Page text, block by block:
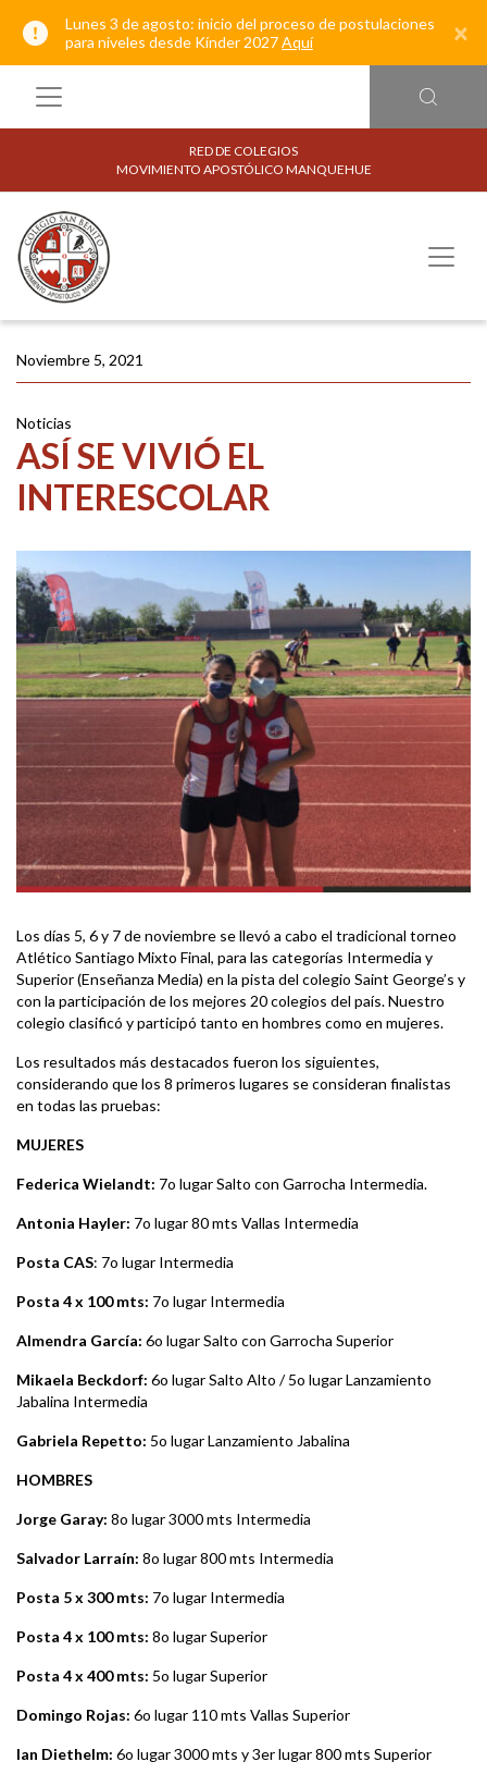
Lunes 3 de agosto: inicio del proceso de postulaciones
para niveles desde Kínder 2027Aquí ×
RED DE COLEGIOS
MOVIMIENTO APOSTÓLICO MANQUEHUE
Noviembre 5, 2021
Noticias
ASÍ SE VIVIÓ EL
INTERESCOLAR
Los días 5, 6 y 7 de noviembre se llevó a cabo el tradicional torneo
Atlético Santiago Mixto Final, para las categorías Intermedia y
Superior (Enseñanza Media) en la pista del colegio Saint George’s y
con la participación de los mejores 20 colegios del país. Nuestro
colegio clasificó y participó tanto en hombres como en mujeres.
Los resultados más destacados fueron los siguientes,
considerando que los 8 primeros lugares se consideran finalistas
en todas las pruebas:
MUJERES
Federica Wielandt: 7o lugar Salto con Garrocha Intermedia.
Antonia Hayler: 7o lugar 80 mts Vallas Intermedia
Posta CAS: 7o lugar Intermedia
Posta 4 x 100 mts: 7o lugar Intermedia
Almendra García: 6o lugar Salto con Garrocha Superior
Mikaela Beckdorf: 6o lugar Salto Alto / 5o lugar Lanzamiento
Jabalina Intermedia
Gabriela Repetto: 5o lugar Lanzamiento Jabalina
HOMBRES
Jorge Garay: 8o lugar 3000 mts Intermedia
Salvador Larraín: 8o lugar 800 mts Intermedia
Posta 5 x 300 mts: 7o lugar Intermedia
Posta 4 x 100 mts: 8o lugar Superior
Posta 4 x 400 mts: 5o lugar Superior
Domingo Rojas: 6o lugar 110 mts Vallas Superior
Ian Diethelm: 6o lugar 3000 mts y 3er lugar 800 mts Superior